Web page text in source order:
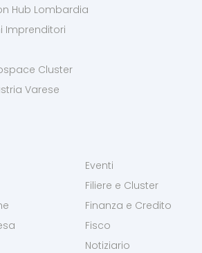
Hub Lombardia
Imprenditori
Cluster
Varese
Eventi
Filiere e Cluster
Finanza e Credito
Fisco
Notiziario